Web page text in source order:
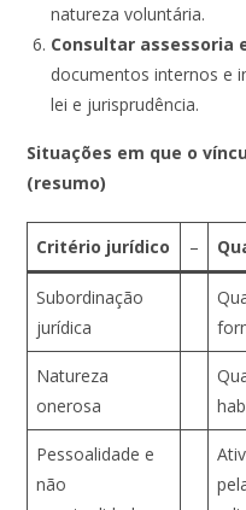
natureza voluntária.
Consultar assessoria
documentos internos e
lei e jurisprudência.
Situações em que o
(resumo)
Critério jurídico –
Subordinação
jurídica
Natureza
onerosa
Pessoalidade e
não